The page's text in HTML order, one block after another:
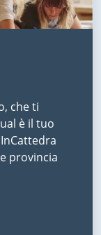
che ti
è il tuo
provincia